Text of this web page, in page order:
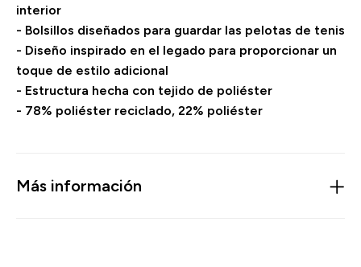
interior
- Bolsillos diseñados para guardar las pelotas de tenis
- Diseño inspirado en el legado para proporcionar un
toque de estilo adicional
- Estructura hecha con tejido de poliéster
- 78% poliéster reciclado, 22% poliéster
Más información